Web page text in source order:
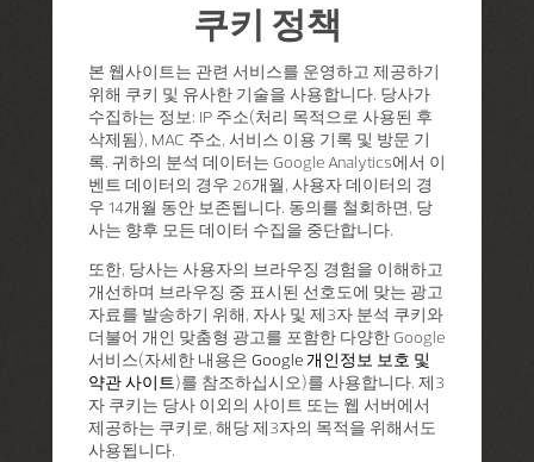
쿠키 정책
본 웹사이트는 관련 서비스를 운영하고 제공하기
위해 쿠키 및 유사한 기술을 사용합니다. 당사가
수집하는 정보: IP 주소(처리 목적으로 사용된 후
삭제됨), MAC 주소, 서비스 이용 기록 및 방문 기
록. 귀하의 분석 데이터는 Google Analytics에서 이
벤트 데이터의 경우 26개월, 사용자 데이터의 경
우 14개월 동안 보존됩니다. 동의를 철회하면, 당
사는 향후 모든 데이터 수집을 중단합니다.
또한, 당사는 사용자의 브라우징 경험을 이해하고
개선하며 브라우징 중 표시된 선호도에 맞는 광고
자료를 발송하기 위해, 자사 및 제3자 분석 쿠키와
더불어 개인 맞춤형 광고를 포함한 다양한 Google
서비스(자세한 내용은 Google 개인정보 보호 및
약관 사이트)를 참조하십시오)를 사용합니다. 제3
자 쿠키는 당사 이외의 사이트 또는 웹 서버에서
제공하는 쿠키로, 해당 제3자의 목적을 위해서도
사용됩니다.